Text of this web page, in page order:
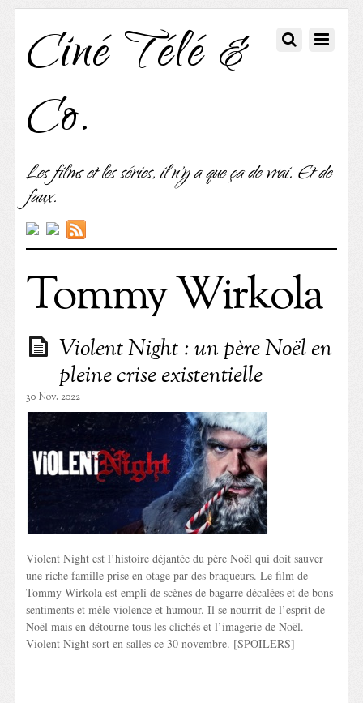
Ciné Télé &
Co.
Les films et les séries, il n'y a que ça de vrai. Et de
faux.
Tommy Wirkola
Violent Night : un père Noël en
pleine crise existentielle
30 Nov. 2022
Violent Night est l’histoire déjantée du père Noël qui doit sauver
une riche famille prise en otage par des braqueurs. Le film de
Tommy Wirkola est empli de scènes de bagarre décalées et de bons
sentiments et mêle violence et humour. Il se nourrit de l’esprit de
Noël mais en détourne tous les clichés et l’imagerie de Noël.
Violent Night sort en salles ce 30 novembre. [SPOILERS]